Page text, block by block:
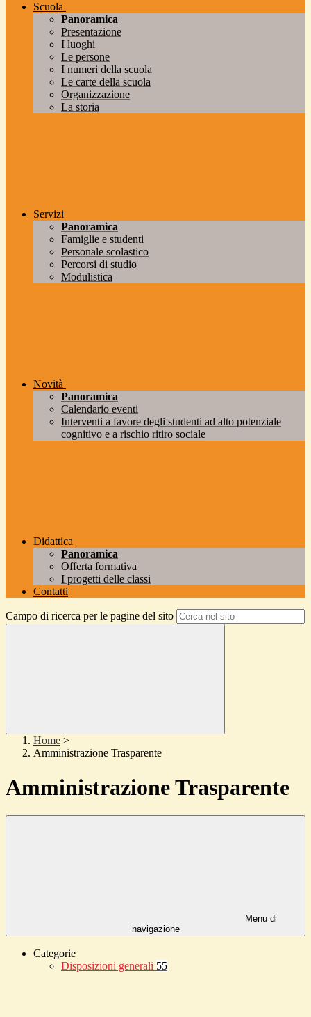
Scuola
Panoramica
Presentazione
I luoghi
Le persone
I numeri della scuola
Le carte della scuola
Organizzazione
La storia
Servizi
Panoramica
Famiglie e studenti
Personale scolastico
Percorsi di studio
Modulistica
Novità
Panoramica
Calendario eventi
Interventi a favore degli studenti ad alto potenziale
cognitivo e a rischio ritiro sociale
Didattica
Panoramica
Offerta formativa
I progetti delle classi
Contatti
Campo di ricerca per le pagine del sito
Home >
Amministrazione Trasparente
Amministrazione Trasparente
Menu di
navigazione
Categorie
Disposizioni generali 55